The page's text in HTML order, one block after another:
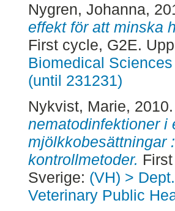
Nygren, Johanna,
effekt för att minska
First cycle, G2E.
Biomedical
(until 231231)
Nykvist, Marie,
nematodinfektioner i
mjölkkobesättningar
kontrollmetoder.
Sverige: (VH) >
Veterinary Public